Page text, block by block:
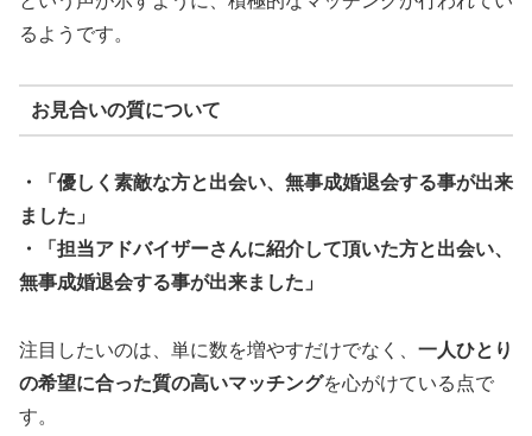
るようです。
お見合いの質について
・「優しく素敵な方と出会い、無事成婚退会する事が出来
ました」
・「担当アドバイザーさんに紹介して頂いた方と出会い、
無事成婚退会する事が出来ました」
注目したいのは、単に数を増やすだけでなく、 一人ひとり
の希望に合った質の高いマッチングを心がけている点で
す。